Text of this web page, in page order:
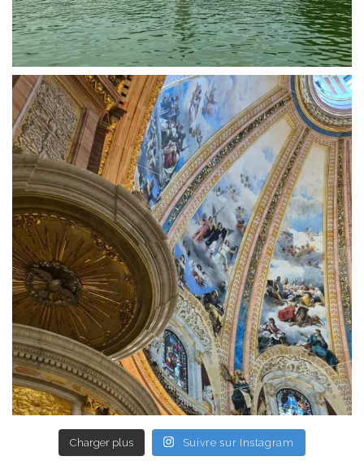
Charger plus Suivre sur Instagram